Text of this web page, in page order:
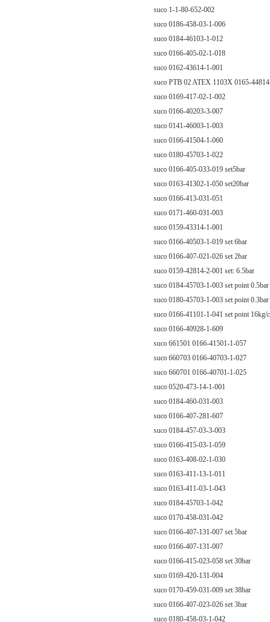
suco 1-1-80-652-002
suco 0186-458-03-1-006
suco 0184-46103-1-012
suco 0166-405-02-1-018
suco 0162-43614-1-001
suco PTB 02 ATEX 1103X 0165-
suco 0169-417-02-1-002
suco 0166-40203-3-007
suco 0141-46003-1-003
suco 0166-41504-1-060
suco 0180-45703-1-022
suco 0166-405-033-019 set5bar
suco 0163-41302-1-050 set20bar
suco 0166-413-031-051
suco 0171-460-031-003
suco 0159-43314-1-001
suco 0166-40503-1-019 set 6bar
suco 0166-407-021-026 set 2bar
suco 0159-42814-2-001 set: 6.5bar
suco 0184-45703-1-003 set point 0.5bar
suco 0180-45703-1-003 set point 0.3bar
suco 0166-41101-1-041 set point 16kg/
suco 0166-40928-1-609
suco 661501 0166-41501-1-057
suco 660703 0166-40703-1-027
suco 660701 0166-40701-1-025
suco 0520-473-14-1-001
suco 0184-460-031-003
suco 0166-407-281-607
suco 0184-457-03-3-003
suco 0166-415-03-1-059
suco 0163-408-02-1-030
suco 0163-411-13-1-011
suco 0163-411-03-1-043
suco 0184-45703-1-042
suco 0170-458-031-042
suco 0166-407-131-007 set 5bar
suco 0166-407-131-007
suco 0166-415-023-058 set 30bar
suco 0169-420-131-004
suco 0170-459-031-009 set 38bar
suco 0166-407-023-026 set 3bar
suco 0180-458-03-1-042